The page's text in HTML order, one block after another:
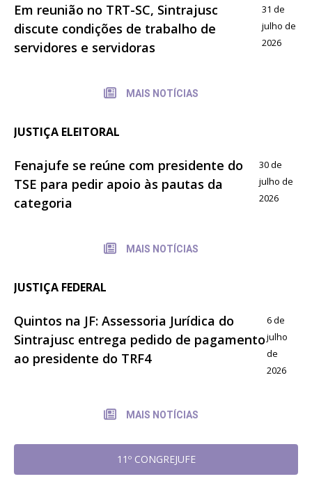
Em reunião no TRT-SC, Sintrajusc
discute condições de trabalho de
servidores e servidoras
31 de
julho de
2026
MAIS NOTÍCIAS
JUSTIÇA ELEITORAL
Fenajufe se reúne com presidente do
TSE para pedir apoio às pautas da
categoria
30 de
julho de
2026
MAIS NOTÍCIAS
JUSTIÇA FEDERAL
Quintos na JF: Assessoria Jurídica do
Sintrajusc entrega pedido de pagamento
ao presidente do TRF4
6 de
julho
de
2026
MAIS NOTÍCIAS
11º CONGREJUFE